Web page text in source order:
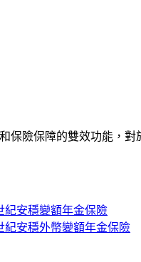
保險保障的雙效功能，對
紀安穩變額年金保險
紀安穩外幣變額年金保險